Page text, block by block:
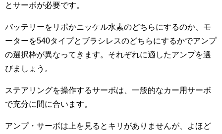
とサーボが必要です。
バッテリーをリポかニッケル水素のどちらにするのか、モ
ーターを540タイプとブラシレスのどちらにするかでアンプ
の選択枠が異なってきます。それぞれに適したアンプを選
びましょう。
ステアリングを操作するサーボは、一般的なカー用サーボ
で充分に間に合います。
アンプ・サーボは上を見るとキリがありませんが、よほど